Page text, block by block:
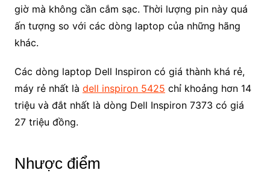
giờ mà không cần cắm sạc. Thời lượng pin này quá
ấn tượng so với các dòng laptop của những hãng
khác.
Các dòng laptop Dell Inspiron có giá thành khá rẻ,
máy rẻ nhất là dell inspiron 5425 chỉ khoảng hơn 14
triệu và đắt nhất là dòng Dell Inspiron 7373 có giá
27 triệu đồng.
Nhược điểm